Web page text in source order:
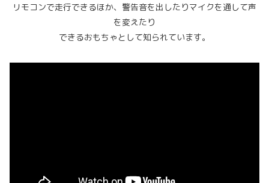
リモコンで走行できるほか、警告音を出したりマイクを通して声
を変えたり
できるおもちゃとして知られています。